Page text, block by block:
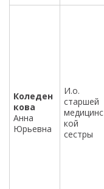
Коледен
кова
Анна
Юрьевна
И.о.
старшей
медицинс
кой
сестры